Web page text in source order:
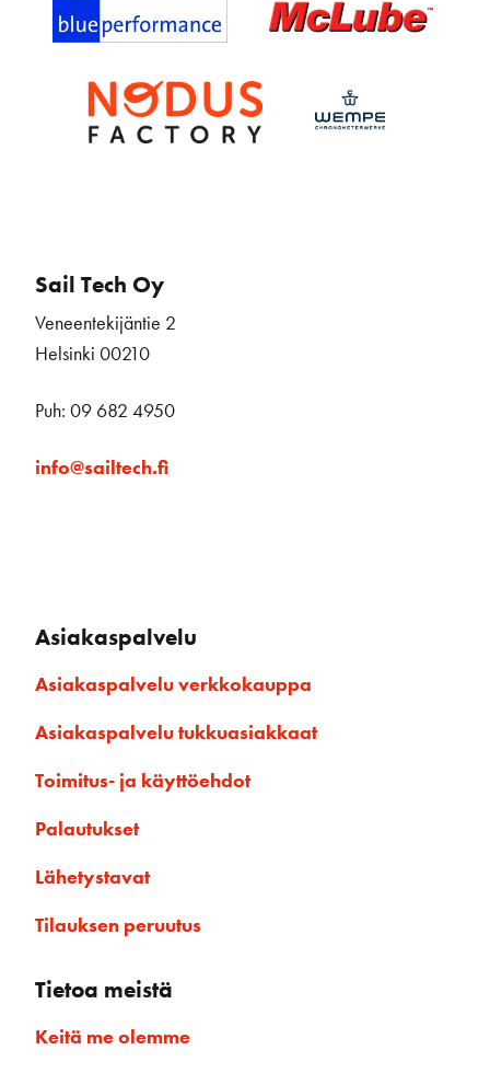
Sail Tech Oy
Veneentekijäntie 2
Helsinki 00210
Puh: 09 682 4950
info@sailtech.fi
Asiakaspalvelu
Asiakaspalvelu verkkokauppa
Asiakaspalvelu tukkuasiakkaat
Toimitus- ja käyttöehdot
Palautukset
Lähetystavat
Tilauksen peruutus
Tietoa meistä
Keitä me olemme